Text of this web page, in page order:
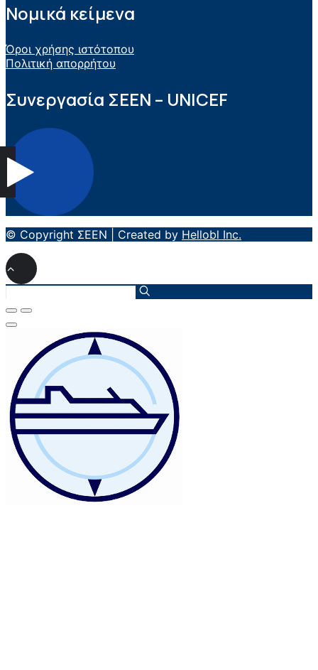
Νομικά κείμενα
Όροι χρήσης ιστότοπου
Πολιτική απορρήτου
Συνεργασία ΣEEN – UNICEF
© Copyright ΣΕΕΝ | Created by Hellobl Inc.